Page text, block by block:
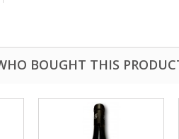
BOUGHT THIS